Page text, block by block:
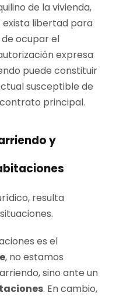
de la vivienda,
exista libertad para
ocupar el
expresa
puede constituir
susceptible de
principal.
y
resulta
es el
, no estamos
sino ante un
. En cambio,